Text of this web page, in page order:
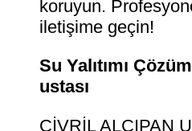
koruyun.
iletişime geçin!
Su Yalıtımı
ustası
ÇİVRİL ALÇIPAN